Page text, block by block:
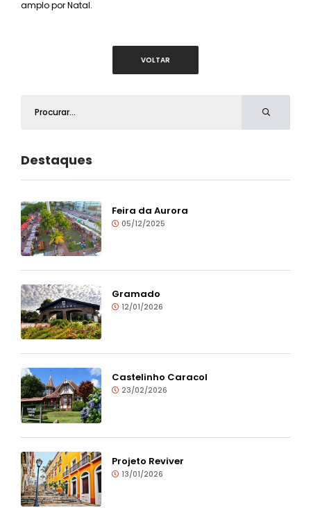
amplo por Natal.
VOLTAR
Destaques
Feira da Aurora
05/12/2025
Gramado
12/01/2026
Castelinho Caracol
23/02/2026
Projeto Reviver
13/01/2026